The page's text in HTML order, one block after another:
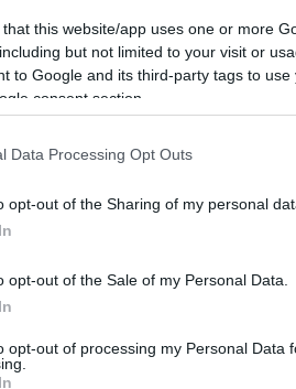
that this website/app uses one or more
but not limited to your visit or
to Google and its third-party tags to
consent section.
Data Processing Opt Outs
opt-out of the Sharing of my personal
opt-out of the Sale of my Personal Data.
opt-out of processing my Personal Data
Μητσοτάκης για
τον προκαλούσα
δίκτυο» στο Μέγαρο